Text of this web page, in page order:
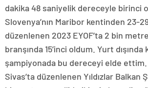
dakika 48 saniyelik dereceyle birinci
Slovenya’nın Maribor kentinden 23-
düzenlenen 2023 EYOF’ta 2 bin
branşında 15’inci oldum. Yurt dışında
şampiyonada bu dereceyi elde ettim.
Sivas’ta düzenlenen Yıldızlar Balkan